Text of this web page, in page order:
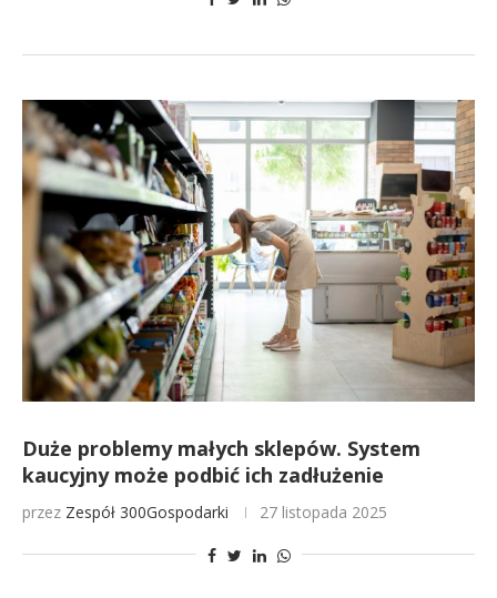
Duże problemy małych sklepów. System
kaucyjny może podbić ich zadłużenie
przez Zespół 300Gospodarki 27 listopada 2025